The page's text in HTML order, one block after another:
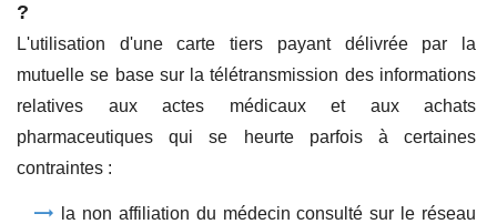
?
L'utilisation d'une carte tiers payant délivrée par la
mutuelle se base sur la télétransmission des informations
relatives aux actes médicaux et aux achats
pharmaceutiques qui se heurte parfois à certaines
contraintes :
la non affiliation du médecin consulté sur le réseau